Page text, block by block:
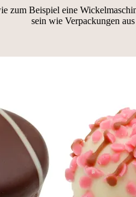
zum Beispiel eine
sein wie Verpackungen